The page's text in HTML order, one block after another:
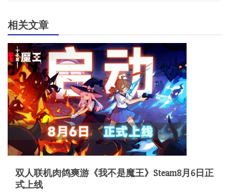
相关文章
双人联机肉鸽爽游《我不是魔王》Steam8月6日正
式上线